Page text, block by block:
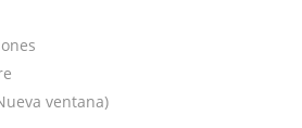
ventana)